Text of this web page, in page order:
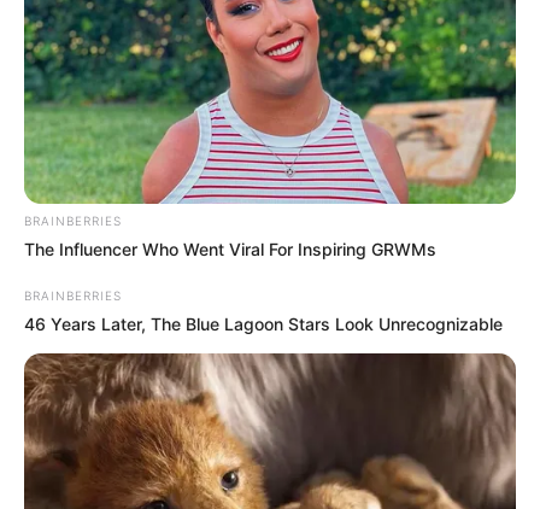
BRAINBERRIES
The Influencer Who Went Viral For Inspiring GRWMs
BRAINBERRIES
46 Years Later, The Blue Lagoon Stars Look Unrecognizable